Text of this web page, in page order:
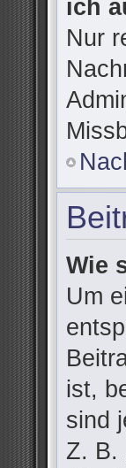
ich
Nur
Wie
Um
ist,
sind
Z. B.